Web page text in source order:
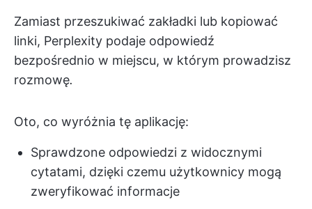
Zamiast przeszukiwać zakładki lub kopiować
linki, Perplexity podaje odpowiedź
bezpośrednio w miejscu, w którym prowadzisz
rozmowę.
Oto, co wyróżnia tę aplikację:
Sprawdzone odpowiedzi z widocznymi
cytatami, dzięki czemu użytkownicy mogą
zweryfikować informacje